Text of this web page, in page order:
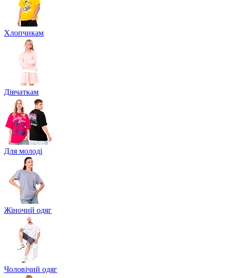
Хлопчикам
Дівчаткам
Для молоді
Жіночий одяг
Чоловічий одяг